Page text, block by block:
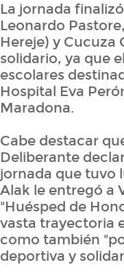
La jornada
Leonardo
Hereje) y
solidario, ya que
escolares
Hospital Eva
Maradona.
Cabe destacar
Deliberante
jornada que tuvo
Alak le entregó a
"Huésped de
vasta trayectoria
como también
deportiva y